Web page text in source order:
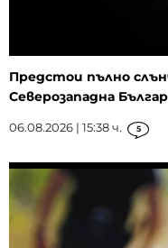
Предстои пълно
Северозападна
06.08.2026 | 15:38 ч. 5